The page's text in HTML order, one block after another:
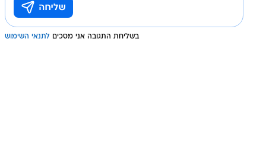
בשליחת התגובה אני מסכים לתנאי השימוש